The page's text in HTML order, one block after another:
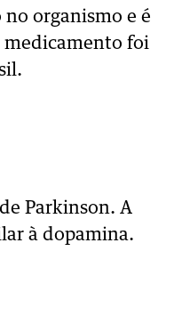
organismo e é
medicamento foi
Parkinson. A
à dopamina.